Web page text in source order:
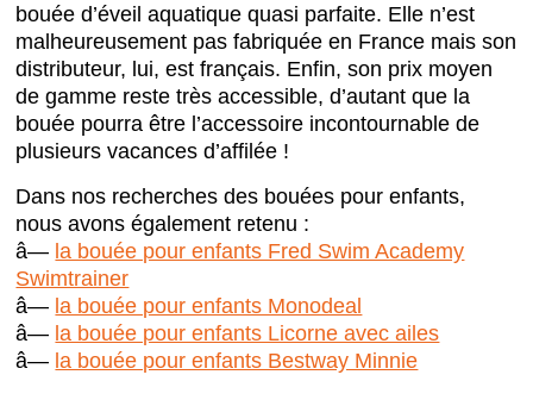
bouée d’éveil aquatique quasi parfaite. Elle n’est
malheureusement pas fabriquée en France mais son
distributeur, lui, est français. Enfin, son prix moyen
de gamme reste très accessible, d’autant que la
bouée pourra être l’accessoire incontournable de
plusieurs vacances d’affilée !
Dans nos recherches des bouées pour enfants,
nous avons également retenu :
â— la bouée pour enfants Fred Swim Academy
Swimtrainer
â— la bouée pour enfants Monodeal
â— la bouée pour enfants Licorne avec ailes
â— la bouée pour enfants Bestway Minnie